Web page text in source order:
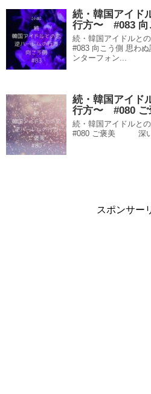
続・韓国アイド
行方〜 #083 向
続・韓国アイドルと
#083 向こう側 思
ンターフォン...
続・韓国アイド
行方〜 #080 ご
続・韓国アイドルと
#080 ご褒美 深い
スポンサー